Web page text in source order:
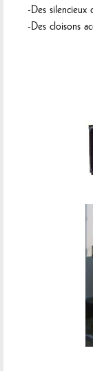
-Des silencieux
-Des cloisons